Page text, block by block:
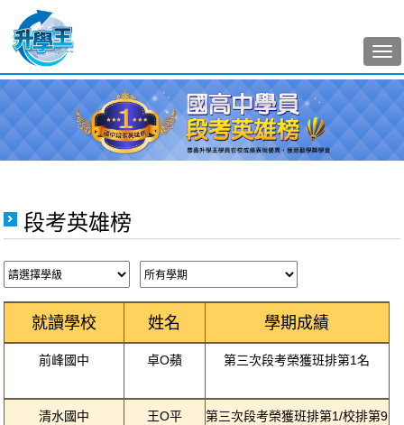
段考英雄榜
就讀學校 姓名 學期成績
前峰國中 卓O蘋 第三次段考榮獲班排第1名
清水國中 王O平
第三次段考榮獲班排第1/校排第9